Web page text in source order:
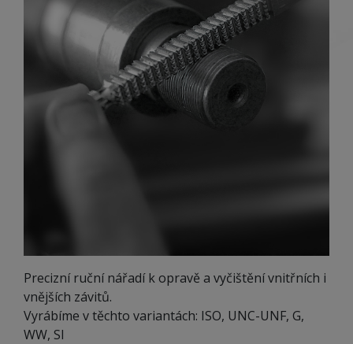
Precizní ruční nářadí k opravě a vyčištění vnitřních i
vnějších závitů.
Vyrábíme v těchto variantách: ISO, UNC-UNF, G,
WW, SI